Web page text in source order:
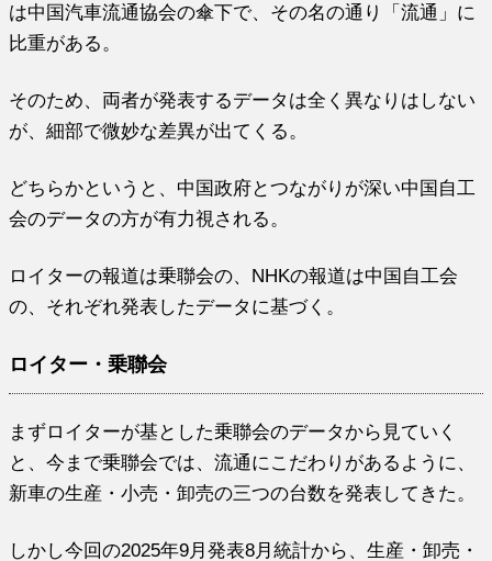
は中国汽車流通協会の傘下で、その名の通り「流通」に
比重がある。
そのため、両者が発表するデータは全く異なりはしない
が、細部で微妙な差異が出てくる。
どちらかというと、中国政府とつながりが深い中国自工
会のデータの方が有力視される。
ロイターの報道は乗聯会の、NHKの報道は中国自工会
の、それぞれ発表したデータに基づく。
ロイター・乗聯会
まずロイターが基とした乗聯会のデータから見ていく
と、今まで乗聯会では、流通にこだわりがあるように、
新車の生産・小売・卸売の三つの台数を発表してきた。
しかし今回の2025年9月発表8月統計から、生産・卸売・